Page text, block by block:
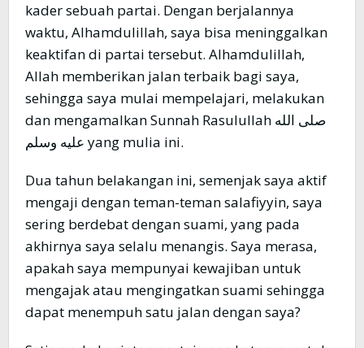
kader sebuah partai. Dengan berjalannya
waktu, Alhamdulillah, saya bisa meninggalkan
keaktifan di partai tersebut. Alhamdulillah,
Allah memberikan jalan terbaik bagi saya,
sehingga saya mulai mempelajari, melakukan
dan mengamalkan Sunnah Rasulullah صلى الله
عليه وسلم yang mulia ini.
Dua tahun belakangan ini, semenjak saya aktif
mengaji dengan teman-teman salafiyyin, saya
sering berdebat dengan suami, yang pada
akhirnya saya selalu menangis. Saya merasa,
apakah saya mempunyai kewajiban untuk
mengajak atau mengingatkan suami sehingga
dapat menempuh satu jalan dengan saya?